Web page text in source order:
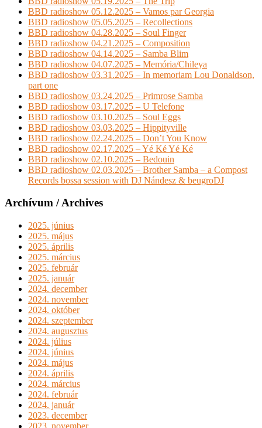
BBD radioshow 05.12.2025 – Vamos par Georgia
BBD radioshow 05.05.2025 – Recollections
BBD radioshow 04.28.2025 – Soul Finger
BBD radioshow 04.21.2025 – Composition
BBD radioshow 04.14.2025 – Samba Blim
BBD radioshow 04.07.2025 – Memória/Chileya
BBD radioshow 03.31.2025 – In memoriam Lou Donaldson,
part one
BBD radioshow 03.24.2025 – Primrose Samba
BBD radioshow 03.17.2025 – U Telefone
BBD radioshow 03.10.2025 – Soul Eggs
BBD radioshow 03.03.2025 – Hippityville
BBD radioshow 02.24.2025 – Don’t You Know
BBD radioshow 02.17.2025 – Yé Ké Yé Ké
BBD radioshow 02.10.2025 – Bedouin
BBD radioshow 02.03.2025 – Brother Samba – a Compost
Records bossa session with DJ Nándesz & beugroDJ
Archívum / Archives
2025. június
2025. május
2025. április
2025. március
2025. február
2025. január
2024. december
2024. november
2024. október
2024. szeptember
2024. augusztus
2024. július
2024. június
2024. május
2024. április
2024. március
2024. február
2024. január
2023. december
2023. november